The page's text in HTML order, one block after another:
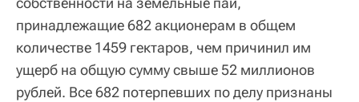
принадлежащие 682 акционерам в общем
количестве 1459 гектаров, чем причинил им
ущерб на общую сумму свыше 52 миллионов
рублей. Все 682 потерпевших по делу признаны